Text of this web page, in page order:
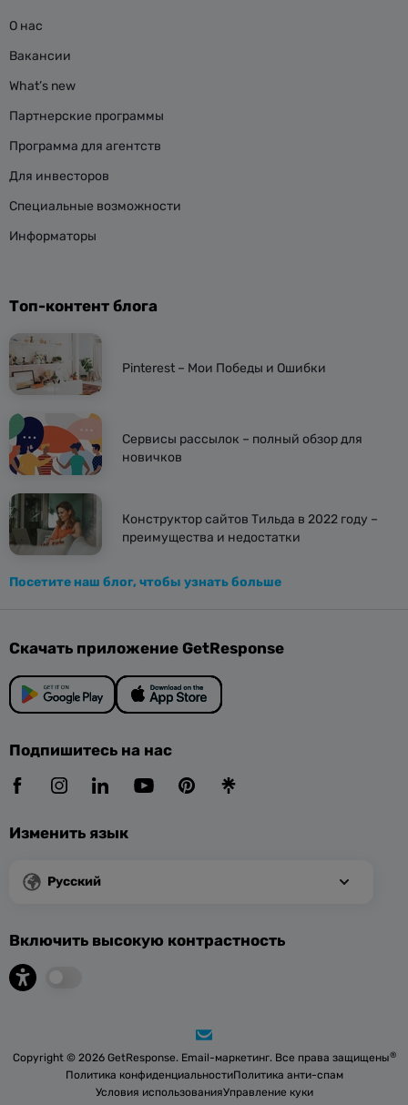
О нас
Вакансии
What’s new
Партнерские программы
Программа для агентств
Для инвесторов
Специальные возможности
Информаторы
Топ-контент блога
Pinterest – Мои Победы и Ошибки
Сервисы рассылок – полный обзор для
новичков
Конструктор сайтов Тильда в 2022 году –
преимущества и недостатки
Посетите наш блог, чтобы узнать больше
Скачать приложение GetResponse
Подпишитесь на нас
Изменить язык
Русский
Включить высокую контрастность
Copyright © 2026 GetResponse. Email-маркетинг. Все права защищены®
Политика конфиденциальностиПолитика анти-спам
Условия использованияУправление куки